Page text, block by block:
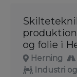
og folie i
Herning
Industri